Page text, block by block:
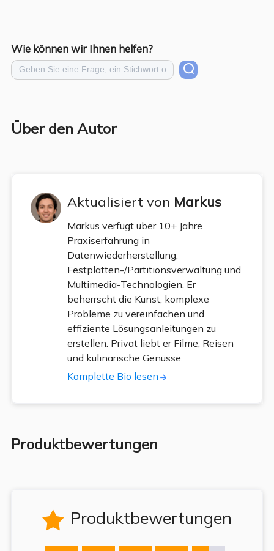
Wie können wir Ihnen helfen?
Über den Autor
Aktualisiert von Markus
Markus verfügt über 10+ Jahre
Praxiserfahrung in
Datenwiederherstellung,
Festplatten-/Partitionsverwaltung und
Multimedia-Technologien. Er
beherrscht die Kunst, komplexe
Probleme zu vereinfachen und
effiziente Lösungsanleitungen zu
erstellen. Privat liebt er Filme, Reisen
und kulinarische Genüsse.
Komplette Bio lesen
Produktbewertungen
 Produktbewertungen